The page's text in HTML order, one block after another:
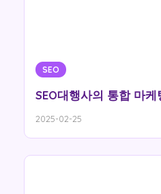
SEO
SEO대행사의 통합 마케
2025-02-25